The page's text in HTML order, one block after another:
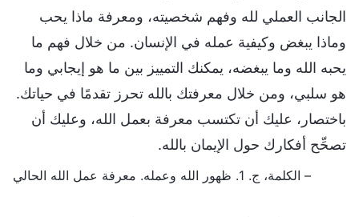
الجانب العملي لله وفهم شخصيته، ومعرفة ماذا يحب
وماذا يبغض وكيفية عمله في الإنسان. من خلال فهم ما
يحبه الله وما يبغضه، يمكنك التمييز بين ما هو إيجابي وما
هو سلبي، ومن خلال معرفتك بالله تحرز تقدمًا في حياتك.
باختصار، عليك أن تكتسب معرفة بعمل الله، وعليك أن
تصحِّح أفكارك حول الإيمان بالله.
– الكلمة، ج. 1. ظهور الله وعمله. معرفة عمل الله الحالي